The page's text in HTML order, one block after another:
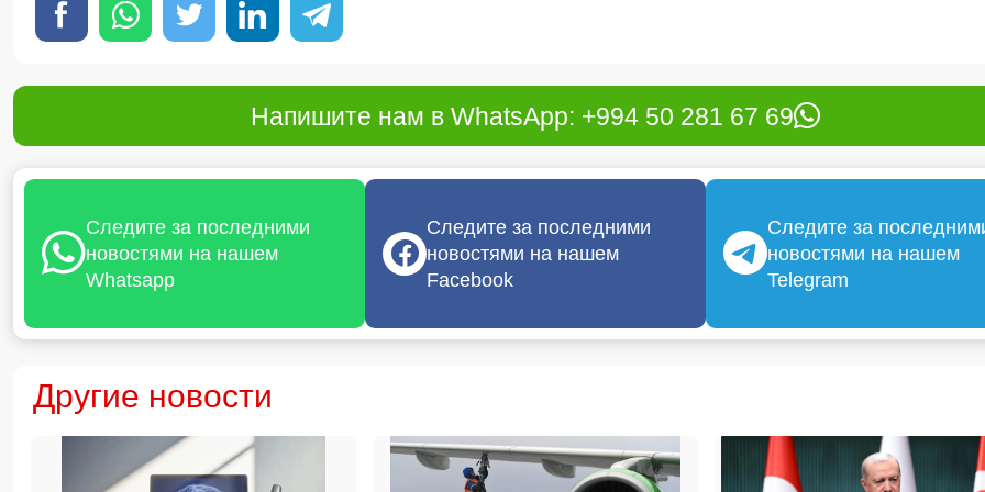
Напишите нам в WhatsApp: +994 50 281 67 69
Следите за последними
новостями на нашем
Whatsapp
Следите за последними
новостями на нашем
Facebook
Следите за
новостями на нашем
Telegram
Другие новости